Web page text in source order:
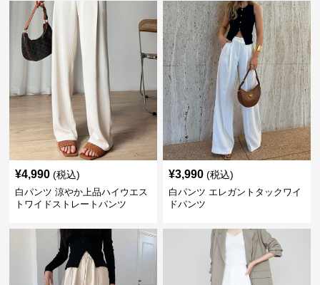
¥4,990 (税込)
白パンツ 涼やか上品ハイウエス
トワイドストレートパンツ
¥3,990 (税込)
白パンツ エレガントタックワイ
ドパンツ